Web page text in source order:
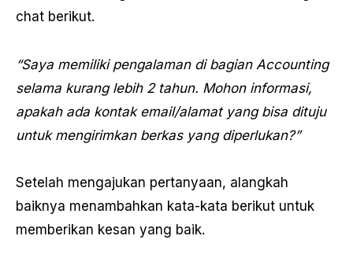
chat berikut.
“Saya memiliki pengalaman di bagian Accounting
selama kurang lebih 2 tahun. Mohon informasi,
apakah ada kontak email/alamat yang bisa dituju
untuk mengirimkan berkas yang diperlukan?”
Setelah mengajukan pertanyaan, alangkah
baiknya menambahkan kata-kata berikut untuk
memberikan kesan yang baik.